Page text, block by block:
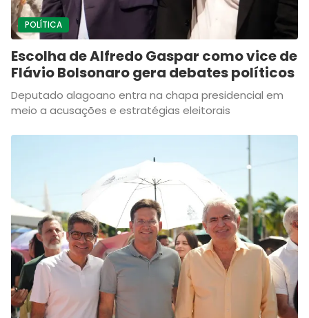
POLÍTICA
Escolha de Alfredo Gaspar como vice de
Flávio Bolsonaro gera debates políticos
Deputado alagoano entra na chapa presidencial em
meio a acusações e estratégias eleitorais